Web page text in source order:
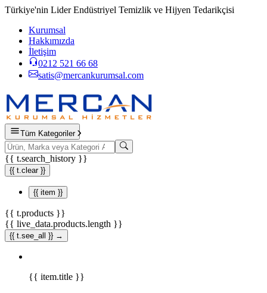
Türkiye'nin Lider Endüstriyel Temizlik ve Hijyen Tedarikçisi
Kurumsal
Hakkımızda
İletişim
0212 521 66 68
satis@mercankurumsal.com
Tüm Kategoriler
{{ t.search_history }}
{{ t.clear }}
{{ item }}
{{ t.products }}
{{ live_data.products.length }}
{{ t.see_all }} →
{{ item.title }}